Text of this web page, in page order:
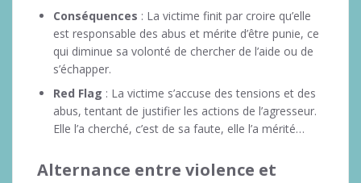
Conséquences : La victime finit par croire qu’elle
est responsable des abus et mérite d’être punie, ce
qui diminue sa volonté de chercher de l’aide ou de
s’échapper.
Red Flag : La victime s’accuse des tensions et des
abus, tentant de justifier les actions de l’agresseur.
Elle l’a cherché, c’est de sa faute, elle l’a mérité…
Alternance entre violence et